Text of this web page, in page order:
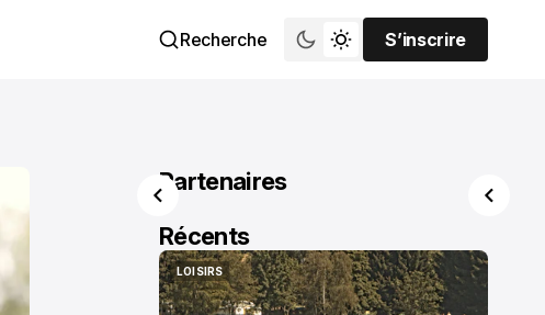
Recherche
S’inscrire
S’inscrire
Partenaires
Récents
LOISIRS
LOISIRS